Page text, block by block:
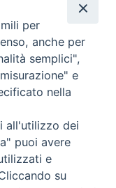
per
anche per
semplici",
e
nella
all'utilizzo dei
puoi avere
e
su